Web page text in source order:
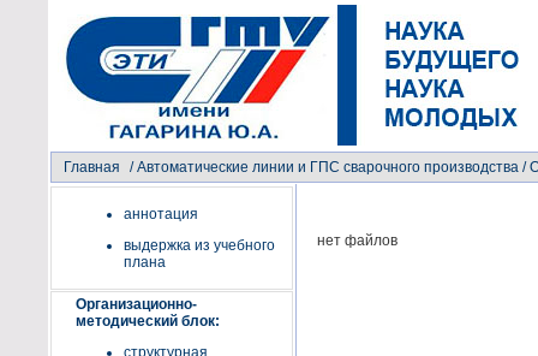
Главная /Автоматические линии и ГПС сварочного производства /
аннотация
выдержка из учебного
плана
Организационно-
методический блок:
структурная
нет файлов